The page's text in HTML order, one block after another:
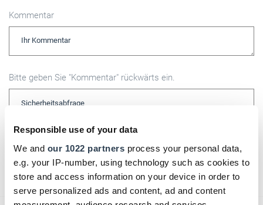
Responsible use of your data
We and our 1022 partners process your personal data,
e.g. your IP-number, using technology such as cookies to
store and access information on your device in order to
serve personalized ads and content, ad and content
Kommentar
Bitte geben Sie "Kommentar" rückwärts ein.
Absenden